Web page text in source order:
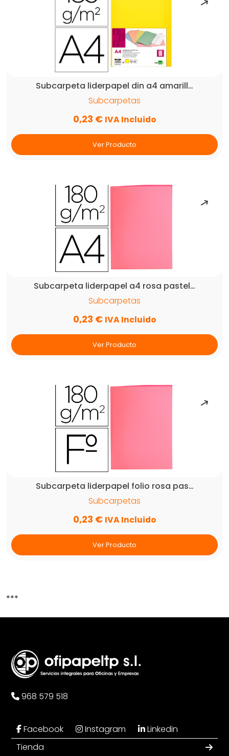
Subcarpeta liderpapel din a4 amarill…
Subcarpetas
0,23 € IVA Incluido
Ver Producto
Subcarpeta liderpapel a4 rosa pastel…
Subcarpetas
0,23 € IVA Incluido
Ver Producto
Subcarpeta liderpapel folio rosa pas…
Subcarpetas
0,23 € IVA Incluido
Ver Producto
***
968 579 518
Facebook Instagram
Linkedin
Tienda